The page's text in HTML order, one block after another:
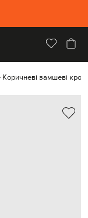
замшеві